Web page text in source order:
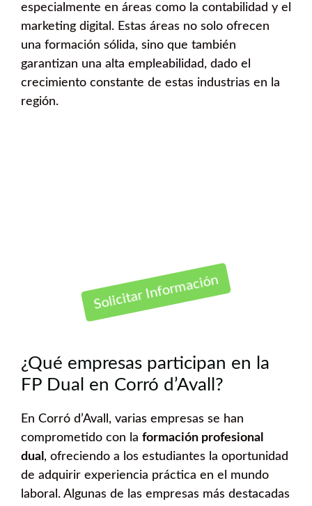
especialmente en áreas como la contabilidad y el
marketing digital. Estas áreas no solo ofrecen
una formación sólida, sino que también
garantizan una alta empleabilidad, dado el
crecimiento constante de estas industrias en la
región.
Solicitar Información
¿Qué empresas participan en la
FP Dual en Corró d’Avall?
En Corró d’Avall, varias empresas se han
comprometido con la formación profesional
dual , ofreciendo a los estudiantes la oportunidad
de adquirir experiencia práctica en el mundo
laboral. Algunas de las empresas más destacadas